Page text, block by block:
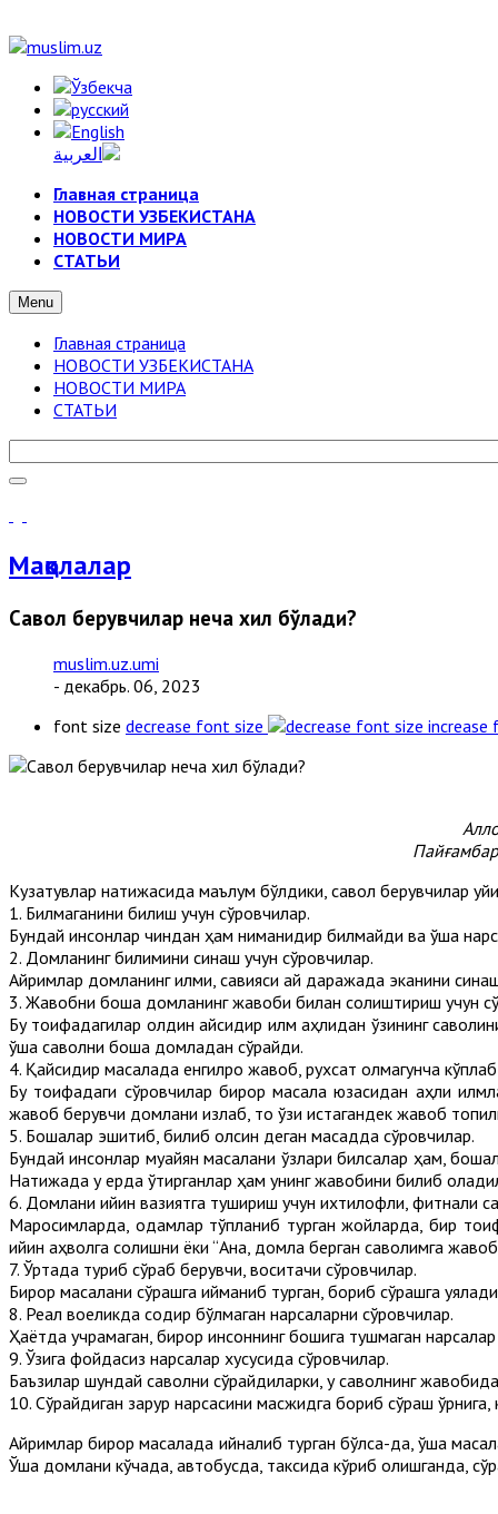
Главная страница
НОВОСТИ УЗБЕКИСТАНА
НОВОСТИ МИРА
СТАТЬИ
Menu
Главная страница
НОВОСТИ УЗБЕКИСТАНА
НОВОСТИ МИРА
СТАТЬИ
Мақолалар
Савол берувчилар неча хил бўлади?
muslim.uz.umi
- декабрь. 06, 2023
font size decrease font size increase
Кузатувлар натижасида маълум бўлдики, савол берувчилар
1. Билмаганини билиш учун сўровчилар.
Бундай инсонлар чиндан ҳам ниманидир билмайди ва ўша
2. Домланинг билимини синаш учун сўровчилар.
Айримлар домланинг илми, савияси қай даражада эканини
3. Жавобни бошқа домланинг жавоби билан солиштириш учун
Бу тоифадагилар олдин қайсидир илм аҳлидан ўзининг
ўша саволни бошқа домладан сўрайди.
4. Қайсидир масалада енгилроқ жавоб, рухсат олмагунча
Бу тоифадаги сўровчилар бирор масала юзасидан аҳли
жавоб берувчи домлани излаб, то ўзи истагандек жавоб
5. Бошқалар эшитиб, билиб олсин деган мақсадда сўровчилар.
Бундай инсонлар муайян масалани ўзлари билсалар ҳам,
Натижада у ерда ўтирганлар ҳам унинг жавобини билиб
6. Домлани қийин вазиятга тушириш учун ихтилофли, фитнали
Маросимларда, одамлар тўпланиб турган жойларда, бир
қийин аҳволга солишни ёки “Ана, домла берган саволимга
7. Ўртада туриб сўраб берувчи, воситачи сўровчилар.
Бирор масалани сўрашга ийманиб турган, бориб сўрашга
8. Реал воқеликда содир бўлмаган нарсаларни сўровчилар.
Ҳаётда учрамаган, бирор инсоннинг бошига тушмаган
9. Ўзига фойдасиз нарсалар хусусида сўровчилар.
Баъзилар шундай саволни сўрайдиларки, у саволнинг
10. Сўрайдиган зарур нарсасини масжидга бориб сўраш
Айримлар бирор масалада қийналиб турган бўлса-да, ўша
Ўша домлани кўчада, автобусда, таксида кўриб қолишганда,